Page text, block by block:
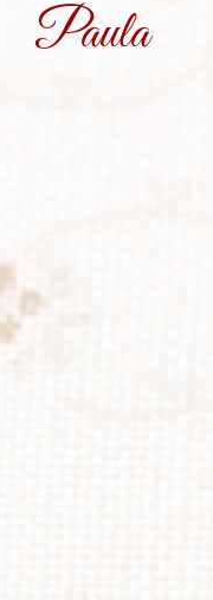
Paula